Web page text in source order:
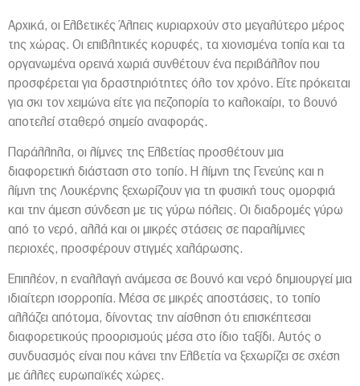
Αρχικά, οι Ελβετικές Άλπεις κυριαρχούν στο μεγαλύτερο μέρος
της χώρας. Οι επιβλητικές κορυφές, τα χιονισμένα τοπία και τα
οργανωμένα ορεινά χωριά συνθέτουν ένα περιβάλλον που
προσφέρεται για δραστηριότητες όλο τον χρόνο. Είτε πρόκειται
για σκι τον χειμώνα είτε για πεζοπορία το καλοκαίρι, το βουνό
αποτελεί σταθερό σημείο αναφοράς.
Παράλληλα, οι λίμνες της Ελβετίας προσθέτουν μια
διαφορετική διάσταση στο τοπίο. Η λίμνη της Γενεύης και η
λίμνη της Λουκέρνης ξεχωρίζουν για τη φυσική τους ομορφιά
και την άμεση σύνδεση με τις γύρω πόλεις. Οι διαδρομές γύρω
από το νερό, αλλά και οι μικρές στάσεις σε παραλίμνιες
περιοχές, προσφέρουν στιγμές χαλάρωσης.
Επιπλέον, η εναλλαγή ανάμεσα σε βουνό και νερό δημιουργεί μια
ιδιαίτερη ισορροπία. Μέσα σε μικρές αποστάσεις, το τοπίο
αλλάζει απότομα, δίνοντας την αίσθηση ότι επισκέπτεσαι
διαφορετικούς προορισμούς μέσα στο ίδιο ταξίδι. Αυτός ο
συνδυασμός είναι που κάνει την Ελβετία να ξεχωρίζει σε σχέση
με άλλες ευρωπαϊκές χώρες.